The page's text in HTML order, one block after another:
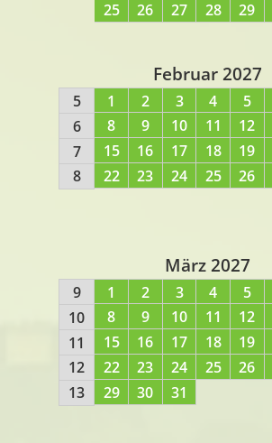
25 26 27 28 29
Februar 2027
5
6
7
8
1 2 3 4 5
8
9 10 11 12
15
16 17 18 19
22
23 24 25 26
März 2027
9
10
11
12
13
1 2 3 4 5
8
9 10 11 12
15
16 17 18 19
22
23 24 25 26
29
30 31